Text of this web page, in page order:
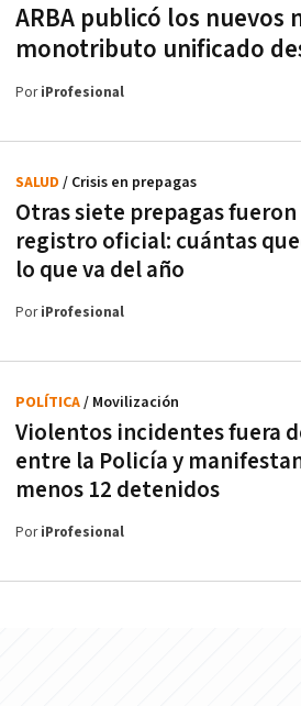
ARBA publicó los nuevos
monotributo unificado
PoriProfesional
Otras siete prepagas
registro oficial: cuántas
lo que va del año
SALUD / Crisis en prepagas
PoriProfesional
Violentos incidentes fuera
entre la Policía y
menos 12 detenidos
POLÍTICA/ Movilización
PoriProfesional